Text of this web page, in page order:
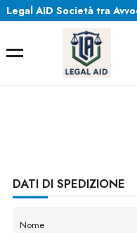
Legal AID Società tra
DATI DI SPEDIZIONE
Nome